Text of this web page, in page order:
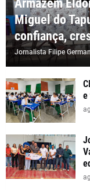
Armazém
Miguel do
confiança,
Jornalista Filipe
e